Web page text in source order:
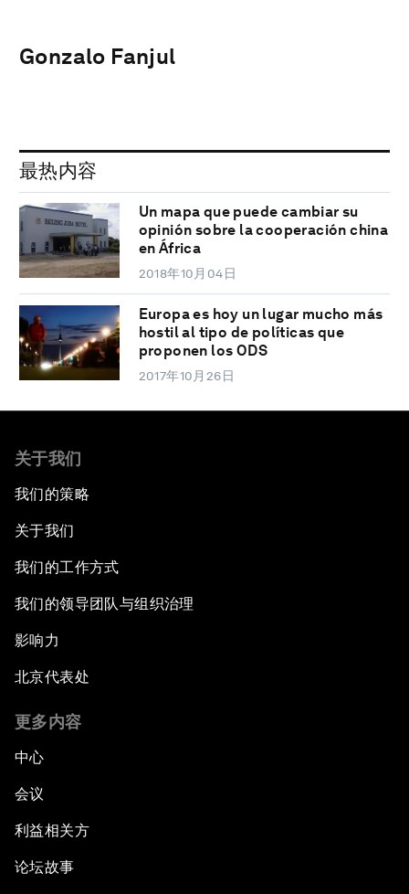
Gonzalo Fanjul
最热内容
Un mapa que puede cambiar su
opinión sobre la cooperación china
en África
2018年10月04日
Europa es hoy un lugar mucho más
hostil al tipo de políticas que
proponen los ODS
2017年10月26日
关于我们
我们的策略
关于我们
我们的工作方式
我们的领导团队与组织治理
影响力
北京代表处
更多内容
中心
会议
利益相关方
论坛故事